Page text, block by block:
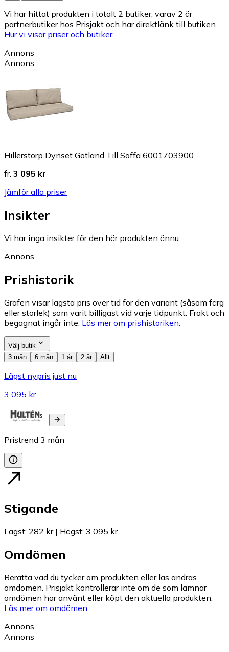
Vi har hittat produkten i totalt 2 butiker, varav 2 är
partnerbutiker hos Prisjakt och har direktlänk till butiken.
Hur vi visar priser och butiker.
Annons
Annons
Hillerstorp Dynset Gotland Till Soffa 6001703900
fr. 3 095 kr
Jämför alla priser
Insikter
Vi har inga insikter för den här produkten ännu.
Annons
Prishistorik
Grafen visar lägsta pris över tid för den variant (såsom färg
eller storlek) som varit billigast vid varje tidpunkt. Frakt och
begagnat ingår inte. Läs mer om prishistoriken.
Välj butik
3 mån
6 mån 1 år 2 år Allt
Lägst nypris just nu
3 095 kr
Pristrend 3 mån
Stigande
Lägst: 282 kr| Högst: 3 095 kr
Omdömen
Berätta vad du tycker om produkten eller läs andras
omdömen. Prisjakt kontrollerar inte om de som lämnar
omdömen har använt eller köpt den aktuella produkten.
Läs mer om omdömen.
Annons
Annons